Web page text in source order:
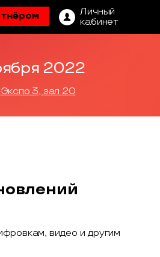
Личный
кабинет
2022
3, зал 20
видео и другим